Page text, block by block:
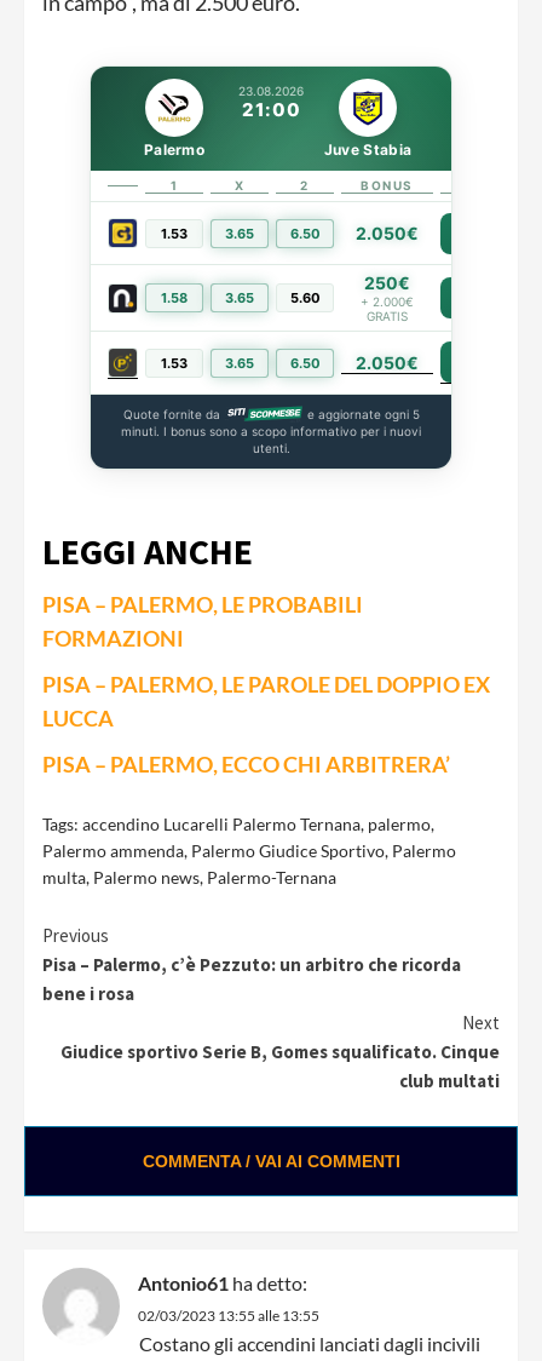
23.08.2026
21:00
Palermo Juve Stabia
1 X 2 BONUS
1.53 3.65 6.50 2.050€
1.58 3.65 5.60
250€
+ 2.000€
GRATIS
1.53 3.65 6.50 2.050€
Quote fornite da
e aggiornate ogni 5
minuti. I bonus sono a scopo informativo per i nuovi
utenti.
LEGGI ANCHE
PISA – PALERMO, LE PROBABILI
FORMAZIONI
PISA – PALERMO, LE PAROLE DEL DOPPIO EX
LUCCA
PISA – PALERMO, ECCO CHI ARBITRERA’
Tags: accendino Lucarelli Palermo Ternana, palermo,
Palermo ammenda, Palermo Giudice Sportivo, Palermo
multa, Palermo news, Palermo-Ternana
Continue
Reading
Previous
Pisa – Palermo, c’è Pezzuto: un arbitro che ricorda
bene i rosa
Next
Giudice sportivo Serie B, Gomes squalificato. Cinque
club multati
COMMENTA / VAI AI COMMENTI
Antonio61 ha detto:
02/03/2023 13:55 alle 13:55
Costano gli accendini lanciati dagli incivili